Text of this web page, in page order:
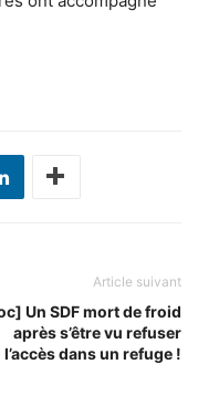
Article suivant
Un SDF mort de froid
après s’être vu refuser
l’accès dans un refuge !